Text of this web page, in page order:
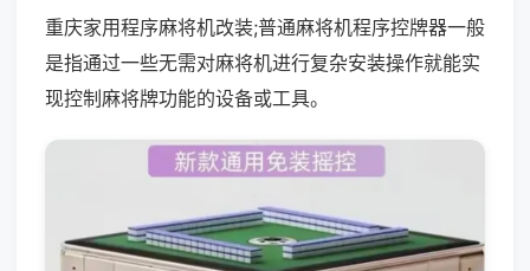
重庆家用程序麻将机改装;普通麻将机程序控牌器一般
是指通过一些无需对麻将机进行复杂安装操作就能实
现控制麻将牌功能的设备或工具。